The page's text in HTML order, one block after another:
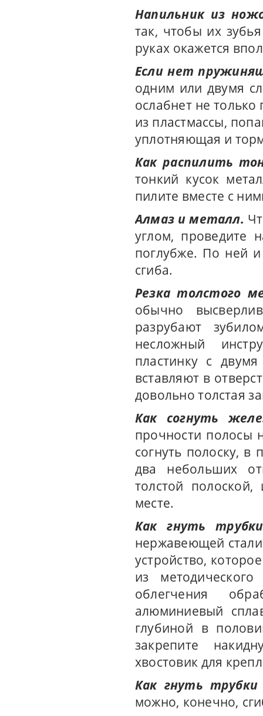
Напильник из
так, чтобы их
руках окажется
Если нет
одним или двумя
ослабнет не
из пластмассы,
уплотняющая и
Как распилить
тонкий кусок
пилите вместе с
Алмаз и металл.
углом, проведите
поглубже. По ней и
сгиба.
Резка толстого
обычно
разрубают
несложный
пластинку с
вставляют в
довольно толстая
Как согнуть
прочности полосы
согнуть полоску, в
два небольших
толстой
месте.
Как гнуть
нержавеющей
устройство,
из
облегчения
алюминиевый
глубиной в
закрепите
хвостовик для
Как гнуть трубки
можно, конечно,